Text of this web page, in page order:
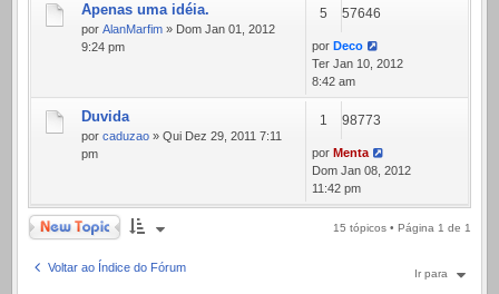
Apenas uma idéia.
por AlanMarfim » Dom Jan 01, 2012
9:24 pm
5 57646
por Deco
Ter Jan 10, 2012
8:42 am
Duvida
por caduzao » Qui Dez 29, 2011 7:11
pm
1 98773
por Menta
Dom Jan 08, 2012
11:42 pm
Novo Tópico 15 tópicos • Página 1 de 1
Voltar ao Índice do Fórum Ir para